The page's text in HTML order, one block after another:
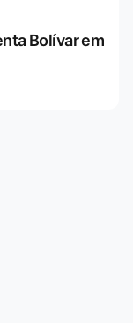
Bolívar em